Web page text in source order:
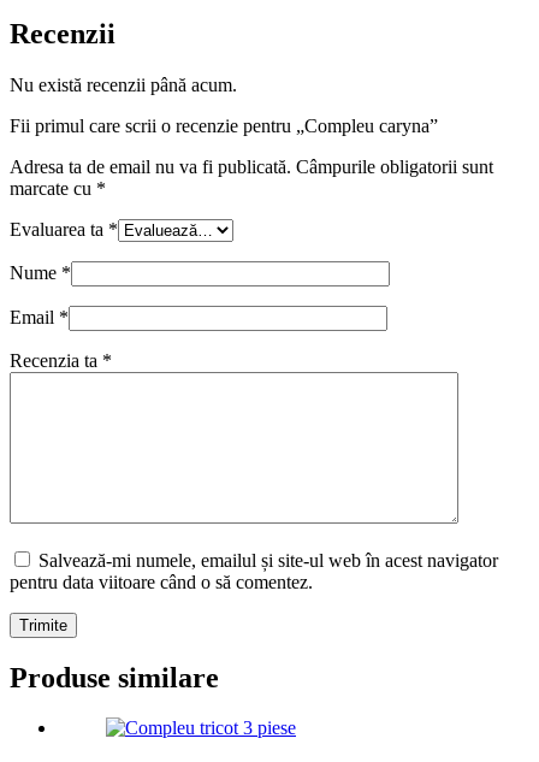
Recenzii
Nu există recenzii până acum.
Fii primul care scrii o recenzie pentru „Compleu caryna”
Adresa ta de email nu va fi publicată. Câmpurile obligatorii sunt
marcate cu *
Evaluarea ta *
Nume *
Email *
Recenzia ta *
Salvează-mi numele, emailul și site-ul web în acest navigator
pentru data viitoare când o să comentez.
Trimite
Produse similare